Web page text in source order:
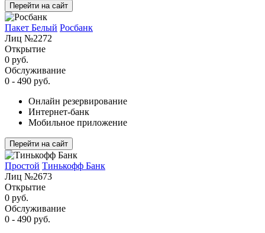
Перейти на сайт
Пакет Белый Росбанк
Лиц №2272
Открытие
0 руб.
Обслуживание
0 - 490 руб.
Онлайн резервирование
Интернет-банк
Мобильное приложение
Перейти на сайт
Простой Тинькофф Банк
Лиц №2673
Открытие
0 руб.
Обслуживание
0 - 490 руб.